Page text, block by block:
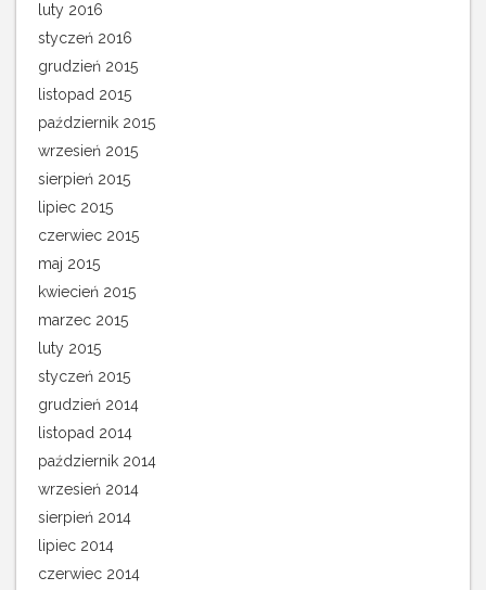
luty 2016
styczeń 2016
grudzień 2015
listopad 2015
październik 2015
wrzesień 2015
sierpień 2015
lipiec 2015
czerwiec 2015
maj 2015
kwiecień 2015
marzec 2015
luty 2015
styczeń 2015
grudzień 2014
listopad 2014
październik 2014
wrzesień 2014
sierpień 2014
lipiec 2014
czerwiec 2014